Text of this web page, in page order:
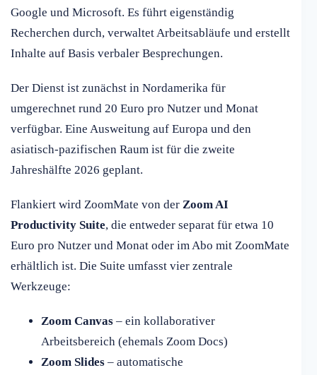
Google und Microsoft. Es führt eigenständig
Recherchen durch, verwaltet Arbeitsabläufe und erstellt
Inhalte auf Basis verbaler Besprechungen.
Der Dienst ist zunächst in Nordamerika für
umgerechnet rund 20 Euro pro Nutzer und Monat
verfügbar. Eine Ausweitung auf Europa und den
asiatisch-pazifischen Raum ist für die zweite
Jahreshälfte 2026 geplant.
Flankiert wird ZoomMate von der Zoom AI
Productivity Suite, die entweder separat für etwa 10
Euro pro Nutzer und Monat oder im Abo mit ZoomMate
erhältlich ist. Die Suite umfasst vier zentrale
Werkzeuge:
Zoom Canvas– ein kollaborativer
Arbeitsbereich (ehemals Zoom Docs)
Zoom Slides– automatische